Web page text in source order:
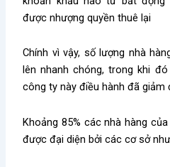
được nhượng quyền thuê lại
Chính vì vậy, số lượng nhà
lên nhanh chóng, trong khi
công ty này điều hành đã giảm
Khoảng 85% các nhà hàng
được đại diện bởi các cơ sở